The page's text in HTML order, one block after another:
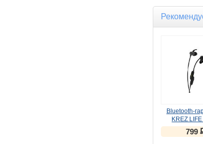
Bluetooth-
KREZ
799